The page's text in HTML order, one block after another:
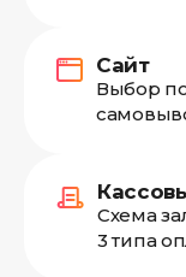
Сайт
Выбор
Схема
3 типа